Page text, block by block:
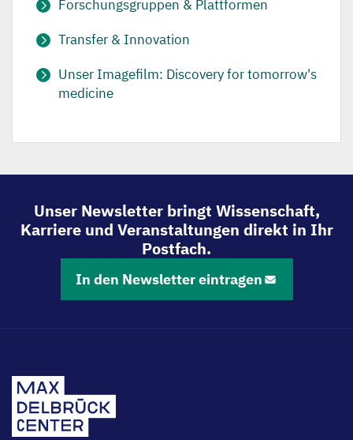
Forschungsgruppen & Plattformen
Transfer & Innovation
Unser Imagefilm: Discovery for tomorrow's
medicine
Unser Newsletter bringt Wissenschaft,
Karriere und Veranstaltungen direkt in Ihr
Postfach.
In den Newsletter eintragen